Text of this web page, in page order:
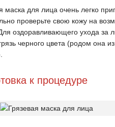
маска для лица очень легко
проверьте свою кожу на
оздоравливающего ухода за
черного цвета (родом она
к процедуре